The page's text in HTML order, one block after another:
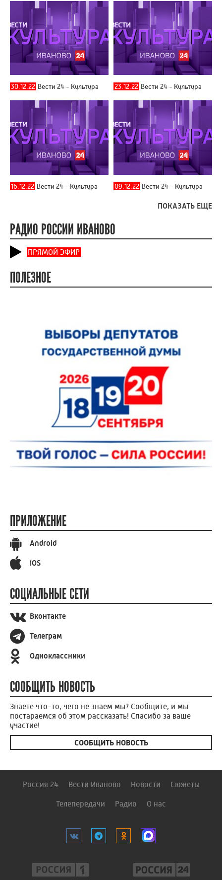
30.12.22 Вести 24 - Культура 23.12.22 Вести 24 - Культура
16.12.22 Вести 24 - Культура 09.12.22 Вести 24 - Культура
ПОКАЗАТЬ ЕЩЕ
РАДИО РОССИИ ИВАНОВО
ПРЯМОЙ ЭФИР
ПОЛЕЗНОЕ
ПРИЛОЖЕНИЕ
Android
iOS
СОЦИАЛЬНЫЕ СЕТИ
Вконтакте
Телеграм
Одноклассники
СООБЩИТЬ НОВОСТЬ
Знаете что-то, чего не знаем мы? Сообщите, и мы
постараемся об этом рассказать! Спасибо за ваше
участие!
СООБЩИТЬ НОВОСТЬ
Россия 24 Вести Иваново Новости Сюжеты
Телепередачи Радио О нас